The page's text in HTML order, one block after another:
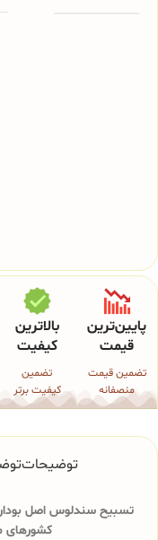
پایین‌ترین
قیمت
تضمین قیمت
منصفانه
بالاترین
کیفیت
تضمین
کیفیت برتر
توضیحات
تسبیح سندلوس اصل
کشورهای